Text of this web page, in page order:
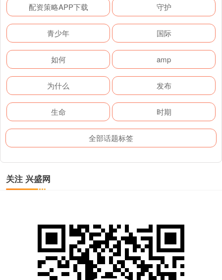
配资策略APP下载 守护
青少年 国际
如何 amp
为什么 发布
生命 时期
全部话题标签
关注 兴盛网